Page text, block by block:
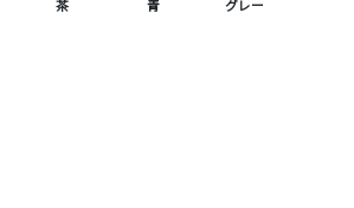
茶 青 グレー